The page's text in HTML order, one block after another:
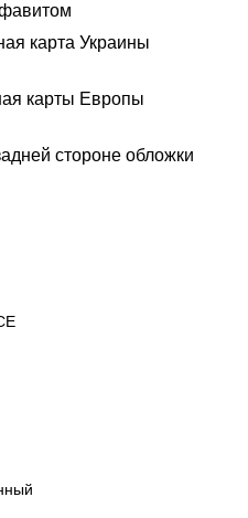
с алфавитом
карта Украины
карты Европы
стороне обложки